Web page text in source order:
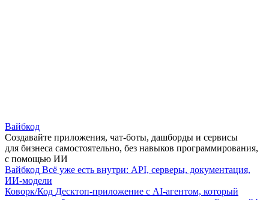
Вайбкод
Создавайте приложения, чат-боты, дашборды и сервисы
для бизнеса самостоятельно, без навыков программирования,
с помощью ИИ
Вайбкод Всё уже есть внутри: API, серверы, документация,
ИИ-модели
Коворк/Код Десктоп-приложение с AI-агентом, который